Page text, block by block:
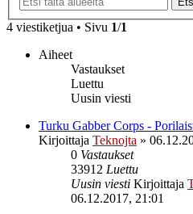
4 viestiketjua • Sivu 1/1
Aiheet
Vastaukset
Luettu
Uusin viesti
Turku Gabber Corps -
Kirjoittaja Teknojta »
0 Vastaukset
33912 Luettu
Uusin viesti Kirjoittaja
06.12.2017, 21:01